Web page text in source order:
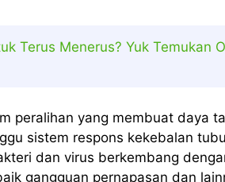
Terus Menerus? Yuk Temukan
peralihan yang membuat daya
sistem respons kekebalan
dan virus berkembang
gangguan pernapasan dan